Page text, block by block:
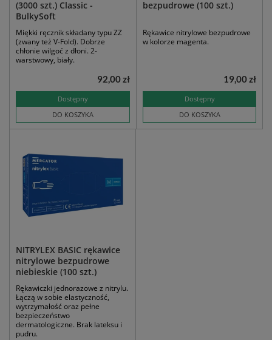
(3000 szt.) Classic -
BulkySoft
Miękki ręcznik składany typu ZZ
(zwany też V-Fold). Dobrze
chłonie wilgoć z dłoni. 2-
warstwowy, biały.
Dostępny
DO KOSZYKA
92,00 zł
bezpudrowe (100 szt.)
Rękawice nitrylowe bezpudrowe
w kolorze magenta.
Dostępny
DO KOSZYKA
19,00 zł
NITRYLEX BASIC rękawice
nitrylowe bezpudrowe
niebieskie (100 szt.)
Rękawiczki jednorazowe z nitrylu.
Łączą w sobie elastyczność,
wytrzymałość oraz pełne
bezpieczeństwo
dermatologiczne. Brak lateksu i
pudru.